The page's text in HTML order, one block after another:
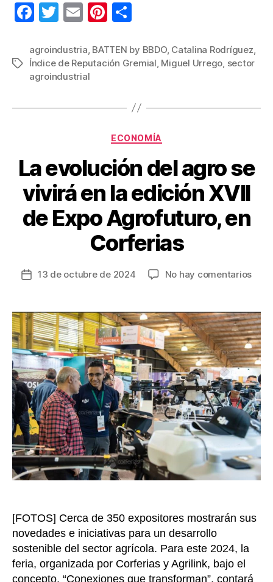
F
c
e
o
T
tt
er
E
ail
Pi
er
e
m
p
tir
Etiquetas
agroindustria, BATTEN by BBDO, Catalina Rodríguez,
Índice de Reputación Gremial, Miguel Urrego, sector
agroindustrial
Categorías
ECONOMÍA
La evolución del agro se
vivirá en la edición XVII
de Expo Agrofuturo, en
Corferias
Fecha
entrada
13 de octubre de 2024 No hay comentariosen
del
agro
se
en
la
XVII
de
Expo
en
[FOTOS] Cerca de 350 expositores mostrarán sus
novedades e iniciativas para un desarrollo
sostenible del sector agrícola. Para este 2024, la
feria, organizada por Corferias y Agrilink, bajo el
concepto, “Conexiones que transforman”, contará